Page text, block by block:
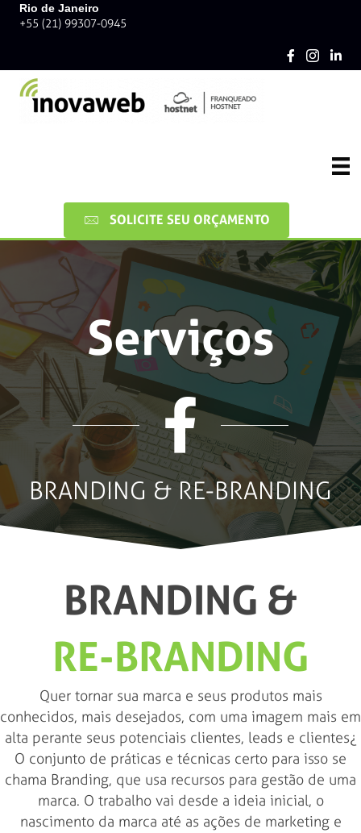
Rio de Janeiro
+55 (21) 99307-0945
SOLICITE SEU ORÇAMENTO
Serviços
BRANDING & RE-BRANDING
BRANDING &
RE-BRANDING
Quer tornar sua marca e seus produtos mais
conhecidos, mais desejados, com uma imagem mais em
alta perante seus potenciais clientes, leads e clientes¿
O conjunto de práticas e técnicas certo para isso se
chama Branding, que usa recursos para gestão de uma
marca. O trabalho vai desde a ideia inicial, o
nascimento da marca até as ações de marketing e